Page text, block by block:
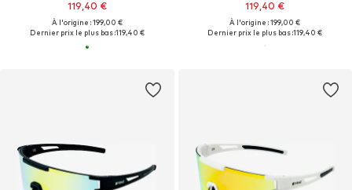
119,40 €
À l'origine : 199,00 €
Dernier prix le plus bas :119,40 €
119,40 €
À l'origine : 199,00 €
Dernier prix le plus bas :119,40 €